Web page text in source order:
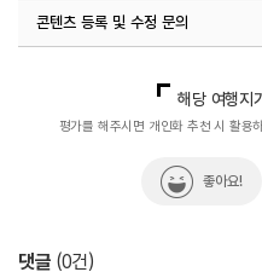
콘텐츠 등록 및 수정 문의
열린관광콘텐츠팀(열린관광-모두의여
해당 여행지
평가를 해주시면 개인화 추천 시 활용
좋아요!
댓글 (0건)